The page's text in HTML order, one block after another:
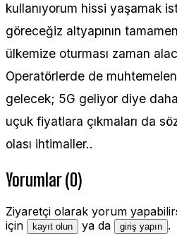
kullanıyorum hissi yaşamak
göreceğiz altyapının
ülkemize oturması zaman
Operatörlerde de muhtemelen
gelecek; 5G geliyor diye
uçuk fiyatlara çıkmaları da
olası ihtimaller..
Yorumlar (0)
Ziyaretçi olarak yorum
için
kayıt olun ya da giriş yapın .